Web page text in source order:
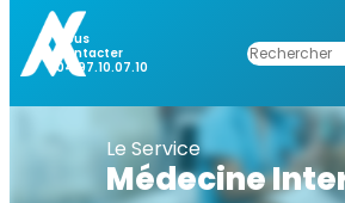
Nous
Contacter
04.97.10.07.10
Le Service
Médecine